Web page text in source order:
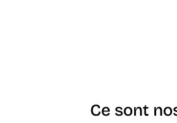
Ce sont